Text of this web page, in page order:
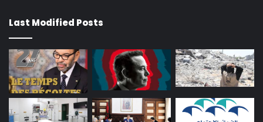
Last Modified Posts